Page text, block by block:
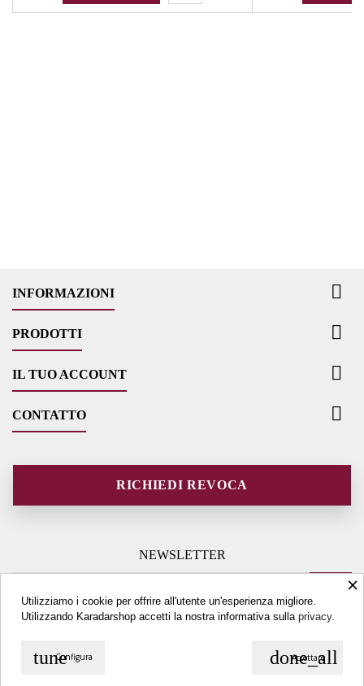
INFORMAZIONI 
PRODOTTI 
IL TUO ACCOUNT 
CONTATTO 
RICHIEDI REVOCA
NEWSLETTER
×
Utilizziamo i cookie per offrire all'utente un'esperienza migliore.
Utilizzando Karadarshop accetti la nostra informativa sullaprivacy.
done_all
Accettare
tuneConfigura